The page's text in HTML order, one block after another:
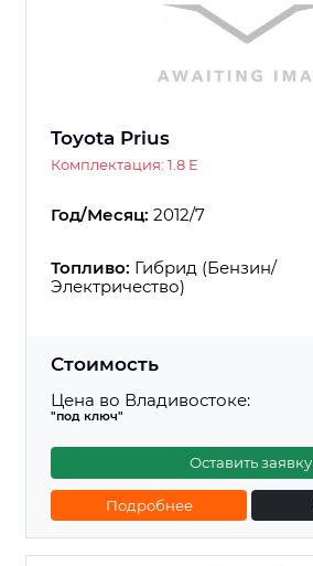
Toyota Prius
Комплектация: 1.8 E
Год/Месяц: 2012/7
Топливо: Гибрид (Бензин/
Электричество)
Стоимость
Цена во Владивостоке:
"под ключ"
Оставить заявку
Подробнее